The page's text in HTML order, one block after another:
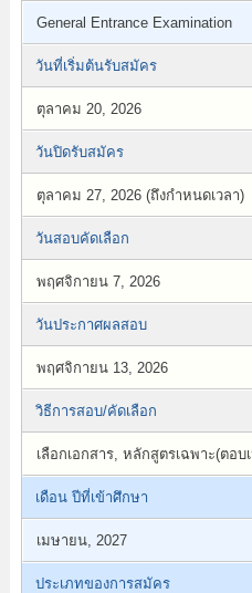
General Entrance Examination
วันที่เริ่มต้นรับสมัคร
ตุลาคม 20, 2026
วันปิดรับสมัคร
ตุลาคม 27, 2026 (ถึงกำหนดเวลา)
วันสอบคัดเลือก
พฤศจิกายน 7, 2026
วันประกาศผลสอบ
พฤศจิกายน 13, 2026
วิธีการสอบ/คัดเลือก
เลือกเอกสาร, หลักสูตรเฉพาะ(ต
เดือน ปีที่เข้าศึกษา
เมษายน, 2027
ประเภทของการสมัคร